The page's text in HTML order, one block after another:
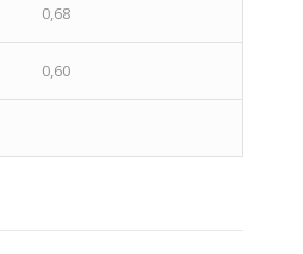
0,68
0,60